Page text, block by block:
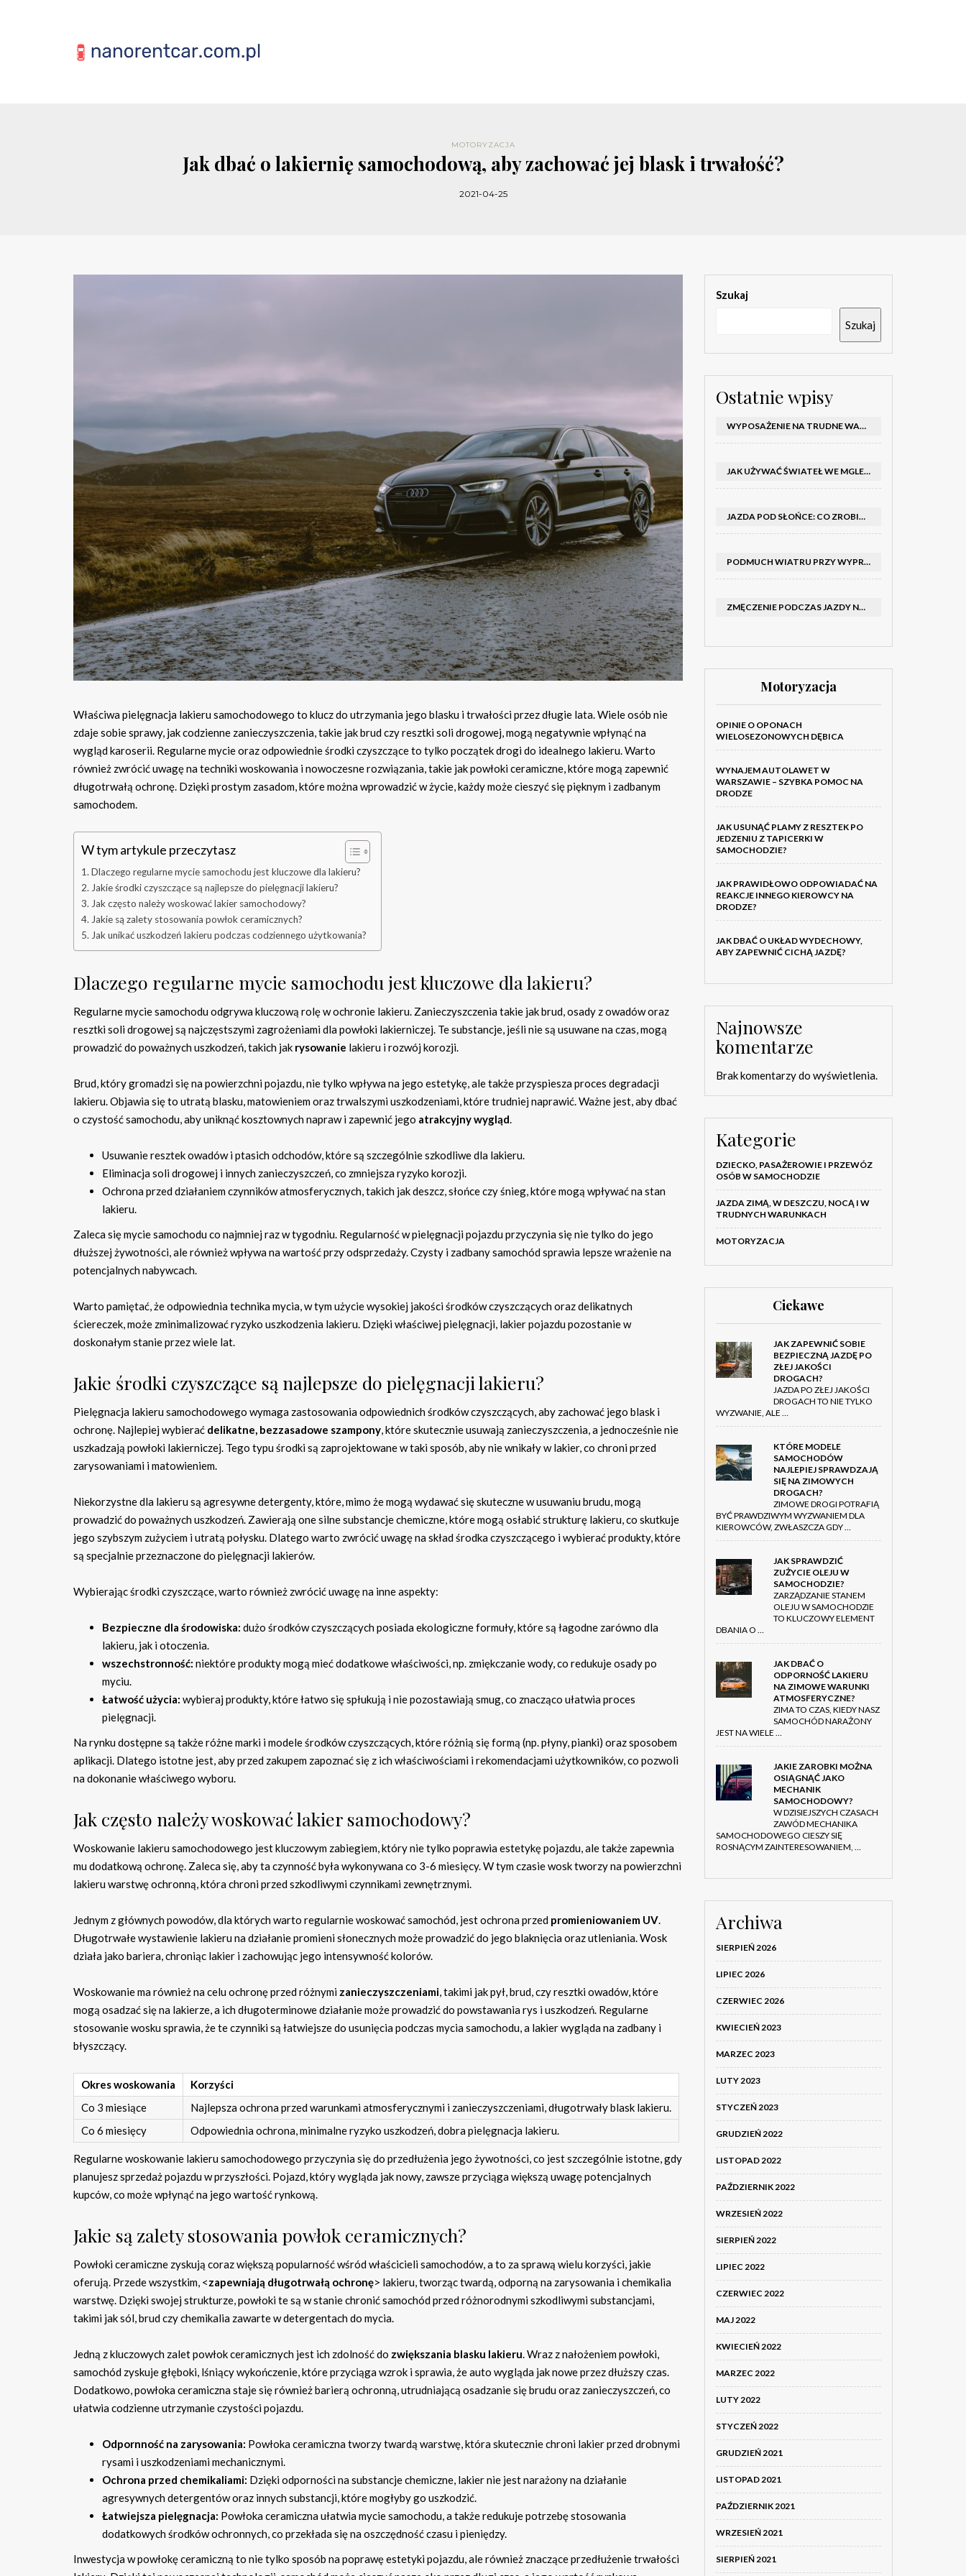
MOTORYZACJA
Jak dbać o lakiernię samochodową, aby zachować jej blask i trwałość?
2021-04-25
Właściwa pielęgnacja lakieru samochodowego to klucz do utrzymania jego blasku i trwałości przez długie lata. Wiele osób nie
zdaje sobie sprawy, jak codzienne zanieczyszczenia, takie jak brud czy resztki soli drogowej, mogą negatywnie wpłynąć na
wygląd karoserii. Regularne mycie oraz odpowiednie środki czyszczące to tylko początek drogi do idealnego lakieru. Warto
również zwrócić uwagę na techniki woskowania i nowoczesne rozwiązania, takie jak powłoki ceramiczne, które mogą zapewnić
długotrwałą ochronę. Dzięki prostym zasadom, które można wprowadzić w życie, każdy może cieszyć się pięknym i zadbanym
samochodem.
W tym artykule przeczytasz
Dlaczego regularne mycie samochodu jest kluczowe dla lakieru?
Jakie środki czyszczące są najlepsze do pielęgnacji lakieru?
Jak często należy woskować lakier samochodowy?
Jakie są zalety stosowania powłok ceramicznych?
Jak unikać uszkodzeń lakieru podczas codziennego użytkowania?
Dlaczego regularne mycie samochodu jest kluczowe dla lakieru?
Regularne mycie samochodu odgrywa kluczową rolę w ochronie lakieru. Zanieczyszczenia takie jak brud, osady z owadów oraz
resztki soli drogowej są najczęstszymi zagrożeniami dla powłoki lakierniczej. Te substancje, jeśli nie są usuwane na czas, mogą
prowadzić do poważnych uszkodzeń, takich jak rysowanie lakieru i rozwój korozji.
Brud, który gromadzi się na powierzchni pojazdu, nie tylko wpływa na jego estetykę, ale także przyspiesza proces degradacji
lakieru. Objawia się to utratą blasku, matowieniem oraz trwalszymi uszkodzeniami, które trudniej naprawić. Ważne jest, aby dbać
o czystość samochodu, aby uniknąć kosztownych napraw i zapewnić jego atrakcyjny wygląd.
Usuwanie resztek owadów i ptasich odchodów, które są szczególnie szkodliwe dla lakieru.
Eliminacja soli drogowej i innych zanieczyszczeń, co zmniejsza ryzyko korozji.
Ochrona przed działaniem czynników atmosferycznych, takich jak deszcz, słońce czy śnieg, które mogą wpływać na stan
lakieru.
Zaleca się mycie samochodu co najmniej raz w tygodniu. Regularność w pielęgnacji pojazdu przyczynia się nie tylko do jego
dłuższej żywotności, ale również wpływa na wartość przy odsprzedaży. Czysty i zadbany samochód sprawia lepsze wrażenie na
potencjalnych nabywcach.
Warto pamiętać, że odpowiednia technika mycia, w tym użycie wysokiej jakości środków czyszczących oraz delikatnych
ściereczek, może zminimalizować ryzyko uszkodzenia lakieru. Dzięki właściwej pielęgnacji, lakier pojazdu pozostanie w
doskonałym stanie przez wiele lat.
Jakie środki czyszczące są najlepsze do pielęgnacji lakieru?
Pielęgnacja lakieru samochodowego wymaga zastosowania odpowiednich środków czyszczących, aby zachować jego blask i
ochronę. Najlepiej wybierać delikatne, bezzasadowe szampony, które skutecznie usuwają zanieczyszczenia, a jednocześnie nie
uszkadzają powłoki lakierniczej. Tego typu środki są zaprojektowane w taki sposób, aby nie wnikały w lakier, co chroni przed
zarysowaniami i matowieniem.
Niekorzystne dla lakieru są agresywne detergenty, które, mimo że mogą wydawać się skuteczne w usuwaniu brudu, mogą
prowadzić do poważnych uszkodzeń. Zawierają one silne substancje chemiczne, które mogą osłabić strukturę lakieru, co skutkuje
jego szybszym zużyciem i utratą połysku. Dlatego warto zwrócić uwagę na skład środka czyszczącego i wybierać produkty, które
są specjalnie przeznaczone do pielęgnacji lakierów.
Wybierając środki czyszczące, warto również zwrócić uwagę na inne aspekty:
Bezpieczne dla środowiska: dużo środków czyszczących posiada ekologiczne formuły, które są łagodne zarówno dla
lakieru, jak i otoczenia.
wszechstronność: niektóre produkty mogą mieć dodatkowe właściwości, np. zmiękczanie wody, co redukuje osady po
myciu.
Łatwość użycia: wybieraj produkty, które łatwo się spłukują i nie pozostawiają smug, co znacząco ułatwia proces
pielęgnacji.
Na rynku dostępne są także różne marki i modele środków czyszczących, które różnią się formą (np. płyny, pianki) oraz sposobem
aplikacji. Dlatego istotne jest, aby przed zakupem zapoznać się z ich właściwościami i rekomendacjami użytkowników, co pozwoli
na dokonanie właściwego wyboru.
Jak często należy woskować lakier samochodowy?
Woskowanie lakieru samochodowego jest kluczowym zabiegiem, który nie tylko poprawia estetykę pojazdu, ale także zapewnia
mu dodatkową ochronę. Zaleca się, aby ta czynność była wykonywana co 3-6 miesięcy. W tym czasie wosk tworzy na powierzchni
lakieru warstwę ochronną, która chroni przed szkodliwymi czynnikami zewnętrznymi.
Jednym z głównych powodów, dla których warto regularnie woskować samochód, jest ochrona przed promieniowaniem UV.
Długotrwałe wystawienie lakieru na działanie promieni słonecznych może prowadzić do jego blaknięcia oraz utleniania. Wosk
działa jako bariera, chroniąc lakier i zachowując jego intensywność kolorów.
Woskowanie ma również na celu ochronę przed różnymi zanieczyszczeniami, takimi jak pył, brud, czy resztki owadów, które
mogą osadzać się na lakierze, a ich długoterminowe działanie może prowadzić do powstawania rys i uszkodzeń. Regularne
stosowanie wosku sprawia, że te czynniki są łatwiejsze do usunięcia podczas mycia samochodu, a lakier wygląda na zadbany i
błyszczący.
Okres woskowania
Korzyści
Co 3 miesiące
Najlepsza ochrona przed warunkami atmosferycznymi i zanieczyszczeniami, długotrwały blask lakieru.
Co 6 miesięcy
Odpowiednia ochrona, minimalne ryzyko uszkodzeń, dobra pielęgnacja lakieru.
Regularne woskowanie lakieru samochodowego przyczynia się do przedłużenia jego żywotności, co jest szczególnie istotne, gdy
planujesz sprzedaż pojazdu w przyszłości. Pojazd, który wygląda jak nowy, zawsze przyciąga większą uwagę potencjalnych
kupców, co może wpłynąć na jego wartość rynkową.
Jakie są zalety stosowania powłok ceramicznych?
Powłoki ceramiczne zyskują coraz większą popularność wśród właścicieli samochodów, a to za sprawą wielu korzyści, jakie
oferują. Przede wszystkim, <zapewniają długotrwałą ochronę> lakieru, tworząc twardą, odporną na zarysowania i chemikalia
warstwę. Dzięki swojej strukturze, powłoki te są w stanie chronić samochód przed różnorodnymi szkodliwymi substancjami,
takimi jak sól, brud czy chemikalia zawarte w detergentach do mycia.
Jedną z kluczowych zalet powłok ceramicznych jest ich zdolność do zwiększania blasku lakieru. Wraz z nałożeniem powłoki,
samochód zyskuje głęboki, lśniący wykończenie, które przyciąga wzrok i sprawia, że auto wygląda jak nowe przez dłuższy czas.
Dodatkowo, powłoka ceramiczna staje się również barierą ochronną, utrudniającą osadzanie się brudu oraz zanieczyszczeń, co
ułatwia codzienne utrzymanie czystości pojazdu.
Odpornność na zarysowania: Powłoka ceramiczna tworzy twardą warstwę, która skutecznie chroni lakier przed drobnymi
rysami i uszkodzeniami mechanicznymi.
Ochrona przed chemikaliami: Dzięki odporności na substancje chemiczne, lakier nie jest narażony na działanie
agresywnych detergentów oraz innych substancji, które mogłyby go uszkodzić.
Łatwiejsza pielęgnacja: Powłoka ceramiczna ułatwia mycie samochodu, a także redukuje potrzebę stosowania
dodatkowych środków ochronnych, co przekłada się na oszczędność czasu i pieniędzy.
Inwestycja w powłokę ceramiczną to nie tylko sposób na poprawę estetyki pojazdu, ale również znaczące przedłużenie trwałości
Szukaj
Szukaj
Ostatnie wpisy
WYPOSAŻENIE NA TRUDNE WARUNKI W SAMOCHODZIE: CO MIEĆ ZIMĄ, W TRASIE I NA WYPADEK AWARII
JAK UŻYWAĆ ŚWIATEŁ WE MGLE – KIEDY WŁĄCZYĆ MIJANIA I PRZECIWMGIELNE ORAZ CZEGO NIE ROBIĆ
JAZDA POD SŁOŃCE: CO ZROBIĆ, BY OGRANICZYĆ OLŚNIENIE I POPRAWIĆ WIDOCZNOŚĆ
PODMUCH WIATRU PRZY WYPRZEDZANIU CIĘŻARÓWKI: JAK UTRZYMAĆ TOR JAZDY I OPANOWAĆ AUTO
ZMĘCZENIE PODCZAS JAZDY NOCĄ – PO JAKICH SYGNAŁACH ROZPOZNAĆ SENNOŚĆ ZA KIEROWNICĄ I KIEDY ZROBIĆ PRZERWĘ
Motoryzacja
OPINIE O OPONACH
WIELOSEZONOWYCH DĘBICA
WYNAJEM AUTOLAWET W
WARSZAWIE – SZYBKA POMOC NA
DRODZE
JAK USUNĄĆ PLAMY Z RESZTEK PO
JEDZENIU Z TAPICERKI W
SAMOCHODZIE?
JAK PRAWIDŁOWO ODPOWIADAĆ NA
REAKCJE INNEGO KIEROWCY NA
DRODZE?
JAK DBAĆ O UKŁAD WYDECHOWY,
ABY ZAPEWNIĆ CICHĄ JAZDĘ?
Najnowsze
komentarze
Brak komentarzy do wyświetlenia.
Kategorie
DZIECKO, PASAŻEROWIE I PRZEWÓZ
OSÓB W SAMOCHODZIE
JAZDA ZIMĄ, W DESZCZU, NOCĄ I W
TRUDNYCH WARUNKACH
MOTORYZACJA
Ciekawe
JAK ZAPEWNIĆ SOBIE
BEZPIECZNĄ JAZDĘ PO
ZŁEJ JAKOŚCI
DROGACH?
JAZDA PO ZŁEJ JAKOŚCI
DROGACH TO NIE TYLKO
WYZWANIE, ALE …
KTÓRE MODELE
SAMOCHODÓW
NAJLEPIEJ SPRAWDZAJĄ
SIĘ NA ZIMOWYCH
DROGACH?
ZIMOWE DROGI POTRAFIĄ
BYĆ PRAWDZIWYM WYZWANIEM DLA
KIEROWCÓW, ZWŁASZCZA GDY …
JAK SPRAWDZIĆ
ZUŻYCIE OLEJU W
SAMOCHODZIE?
ZARZĄDZANIE STANEM
OLEJU W SAMOCHODZIE
TO KLUCZOWY ELEMENT
DBANIA O …
JAK DBAĆ O
ODPORNOŚĆ LAKIERU
NA ZIMOWE WARUNKI
ATMOSFERYCZNE?
ZIMA TO CZAS, KIEDY NASZ
SAMOCHÓD NARAŻONY
JEST NA WIELE …
JAKIE ZAROBKI MOŻNA
OSIĄGNĄĆ JAKO
MECHANIK
SAMOCHODOWY?
W DZISIEJSZYCH CZASACH
ZAWÓD MECHANIKA
SAMOCHODOWEGO CIESZY SIĘ
ROSNĄCYM ZAINTERESOWANIEM, …
Archiwa
SIERPIEŃ 2026
LIPIEC 2026
CZERWIEC 2026
KWIECIEŃ 2023
MARZEC 2023
LUTY 2023
STYCZEŃ 2023
GRUDZIEŃ 2022
LISTOPAD 2022
PAŹDZIERNIK 2022
WRZESIEŃ 2022
SIERPIEŃ 2022
LIPIEC 2022
CZERWIEC 2022
MAJ 2022
KWIECIEŃ 2022
MARZEC 2022
LUTY 2022
STYCZEŃ 2022
GRUDZIEŃ 2021
LISTOPAD 2021
PAŹDZIERNIK 2021
WRZESIEŃ 2021
SIERPIEŃ 2021